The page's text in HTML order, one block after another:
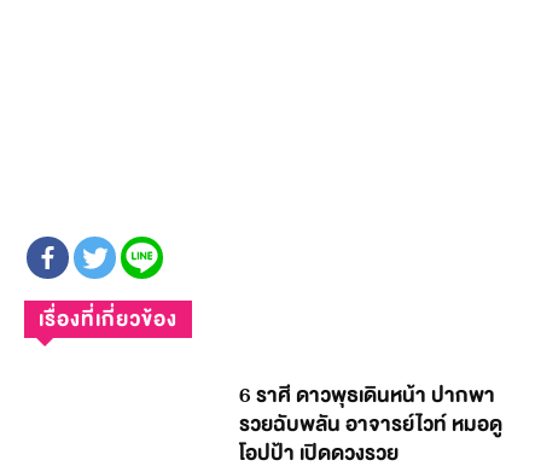
เรื่องที่เกี่ยวข้อง
6 ราศี ดาวพุธเดินหน้า ปากพา
รวยฉับพลัน อาจารย์ไวท์ หมอดู
โอปป้า เปิดดวงรวย